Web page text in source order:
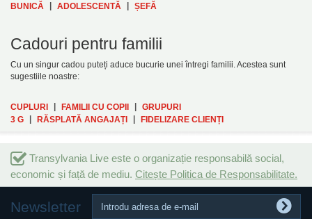
BUNICĂ
ADOLESCENTĂ ȘEFĂ
Cadouri pentru familii
Cu un singur cadou puteți aduce bucurie unei întregi familii. Acestea sunt
sugestiile noastre:
CUPLURI FAMILII CU COPII
GRUPURI
3 G
RĂSPLATĂ ANGAJAȚI FIDELIZARE CLIENȚI
Transylvania Live este o organizație responsabilă social,
economic și față de mediu. Citește Politica de Responsabilitate.
Newsletter